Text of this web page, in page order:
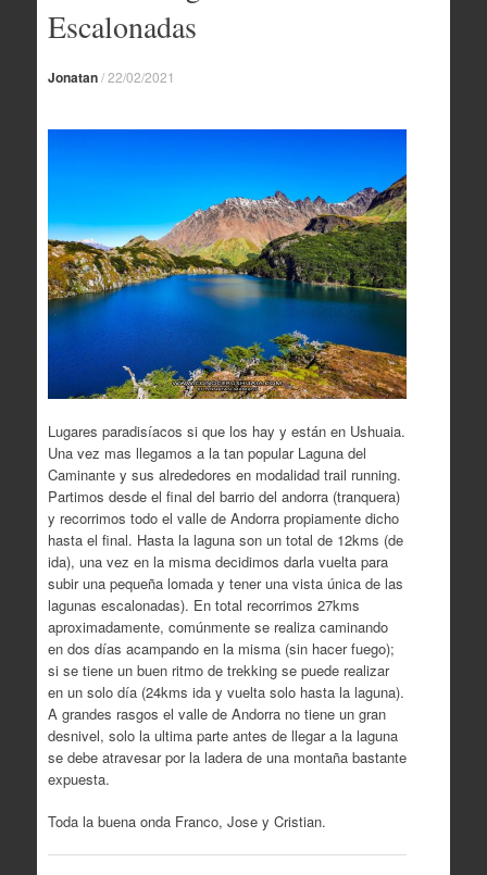
Escalonadas
Jonatan/22/02/2021
Lugares paradisíacos si que los hay y están en Ushuaia.
Una vez mas llegamos a la tan popular Laguna del
Caminante y sus alrededores en modalidad trail running.
Partimos desde el final del barrio del andorra (tranquera)
y recorrimos todo el valle de Andorra propiamente dicho
hasta el final. Hasta la laguna son un total de 12kms (de
ida), una vez en la misma decidimos darla vuelta para
subir una pequeña lomada y tener una vista única de las
lagunas escalonadas). En total recorrimos 27kms
aproximadamente, comúnmente se realiza caminando
en dos días acampando en la misma (sin hacer fuego);
si se tiene un buen ritmo de trekking se puede realizar
en un solo día (24kms ida y vuelta solo hasta la laguna).
A grandes rasgos el valle de Andorra no tiene un gran
desnivel, solo la ultima parte antes de llegar a la laguna
se debe atravesar por la ladera de una montaña bastante
expuesta.
Toda la buena onda Franco, Jose y Cristian.